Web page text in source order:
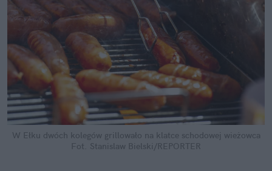
W Ełku dwóch kolegów grillowało na klatce schodowej wieżowca
Fot. Stanislaw Bielski/REPORTER